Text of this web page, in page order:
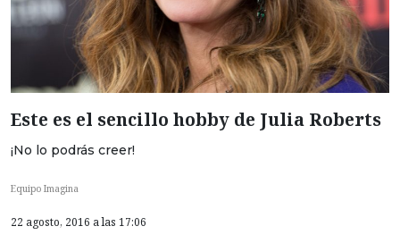
Este es el sencillo hobby de Julia Roberts
¡No lo podrás creer!
Equipo Imagina
22 agosto, 2016 a las 17:06